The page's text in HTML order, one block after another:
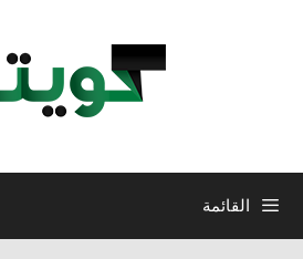
القائمة